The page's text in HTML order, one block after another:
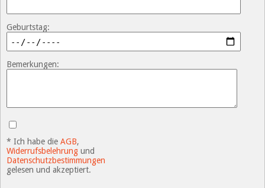
Geburtstag:
Bemerkungen:
* Ich habe die AGB,
Widerrufsbelehrungund
Datenschutzbestimmungen
gelesen und akzeptiert.